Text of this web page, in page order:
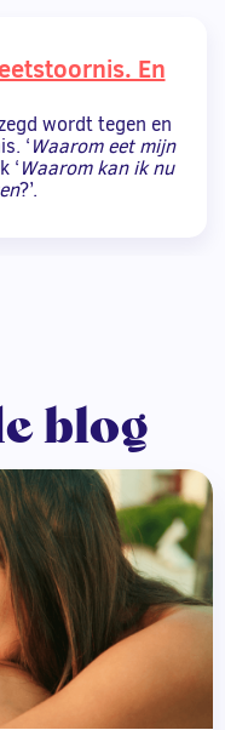
En
wordt tegen en
‘Waarom eet mijn
‘Waarom kan ik nu
?’.
blog